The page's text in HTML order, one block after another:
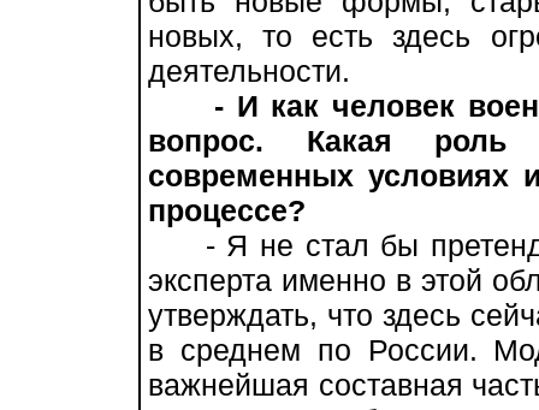
новых, то есть здесь
деятельности.
- И как человек
вопрос. Какая
современных условиях
процессе?
- Я не стал бы
эксперта именно в этой
утверждать, что здесь
в среднем по России.
важнейшая составная